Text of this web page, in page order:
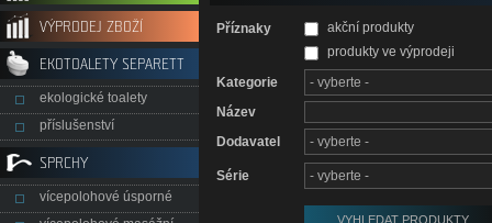
VÝPRODEJ ZBOŽÍ
EKOTOALETY SEPARETT
ekologické toalety
příslušenství
SPRCHY
vícepolohové úsporné
Příznaky
akční produkty
produkty ve výprodeji
Kategorie
Název
Dodavatel
Série